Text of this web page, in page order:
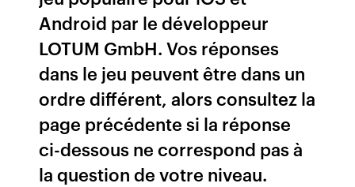
Android par le développeur
LOTUM GmbH. Vos réponses
dans le jeu peuvent être dans un
ordre différent, alors consultez la
page précédente si la réponse
ci-dessous ne correspond pas à
la question de votre niveau.